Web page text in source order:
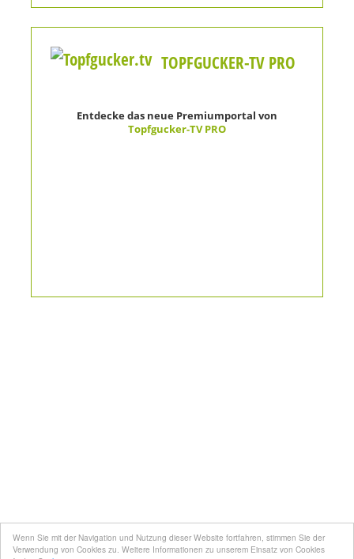
Wenn Sie mit der Navigation und Nutzung dieser Website fortfahren, stimmen Sie der
Verwendung von Cookies zu. Weitere Informationen zu unserem Einsatz von Cookies
TOPFGUCKER-TV PRO
Entdecke das neue Premiumportal von
Topfgucker-TV PRO
Topfgucker werden
Über uns